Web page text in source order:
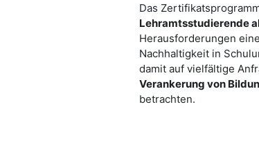
Das
Lehramtsstudierende
Herausforderungen
Nachhaltigkeit in
damit auf vielfältige
Verankerung von
betrachten.